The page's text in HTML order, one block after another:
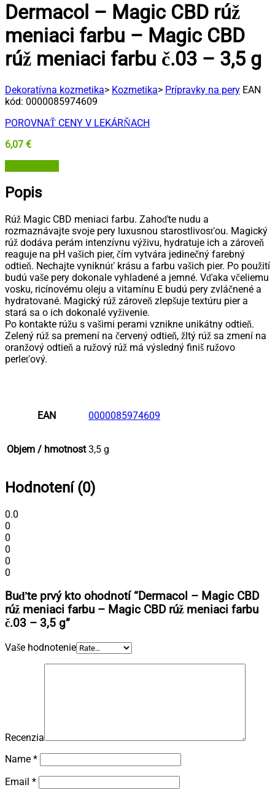
Dermacol – Magic CBD rúž
meniaci farbu – Magic CBD
rúž meniaci farbu č.03 – 3,5 g
Dekoratívna kozmetika> Kozmetika> Prípravky na pery EAN
kód: 0000085974609
POROVNAŤ CENY V LEKÁRŇACH
6,07 €
Popis
Rúž Magic CBD meniaci farbu. Zahoďte nudu a
rozmaznávajte svoje pery luxusnou starostlivosťou. Magický
rúž dodáva perám intenzívnu výživu, hydratuje ich a zároveň
reaguje na pH vašich pier, čím vytvára jedinečný farebný
odtieň. Nechajte vyniknúť krásu a farbu vašich pier. Po použití
budú vaše pery dokonale vyhladené a jemné. Vďaka včeliemu
vosku, ricínovému oleju a vitamínu E budú pery zvláčnené a
hydratované. Magický rúž zároveň zlepšuje textúru pier a
stará sa o ich dokonalé vyživenie.
Po kontakte rúžu s vašimi perami vznikne unikátny odtieň.
Zelený rúž sa premení na červený odtieň, žltý rúž sa zmení na
oranžový odtieň a ružový rúž má výsledný finiš ružovo
perleťový.
EAN 0000085974609
Objem / hmotnost 3,5 g
Hodnotení (0)
0.0
0
0
0
0
0
Buďte prvý kto ohodnotí “Dermacol – Magic CBD
rúž meniaci farbu – Magic CBD rúž meniaci farbu
č.03 – 3,5 g”
Vaše hodnotenie
Recenzia
Name *
Email *